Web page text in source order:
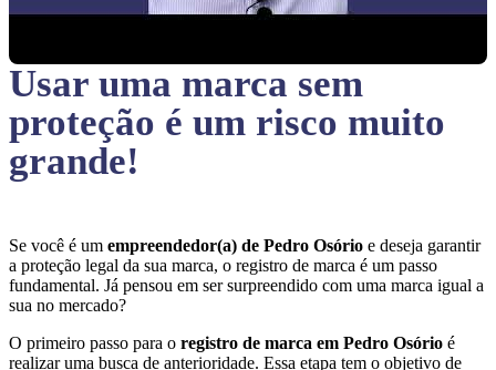
Usar uma marca sem
proteção é um risco muito
grande!
Se você é um empreendedor(a) de Pedro Osório e deseja garantir
a proteção legal da sua marca, o registro de marca é um passo
fundamental. Já pensou em ser surpreendido com uma marca igual a
sua no mercado?
O primeiro passo para o registro de marca em Pedro Osório é
realizar uma busca de anterioridade. Essa etapa tem o objetivo de